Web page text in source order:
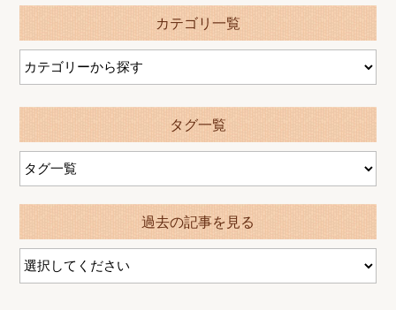
カテゴリ一覧
タグ一覧
過去の記事を見る